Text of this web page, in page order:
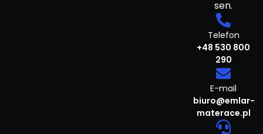
sen.
Telefon
+48 530 800
290
E-mail
biuro@emlar-
materace.pl